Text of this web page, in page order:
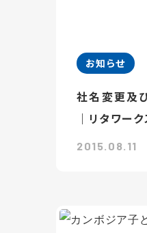
お知らせ
社名変更及
｜リタワー
2015.08.11